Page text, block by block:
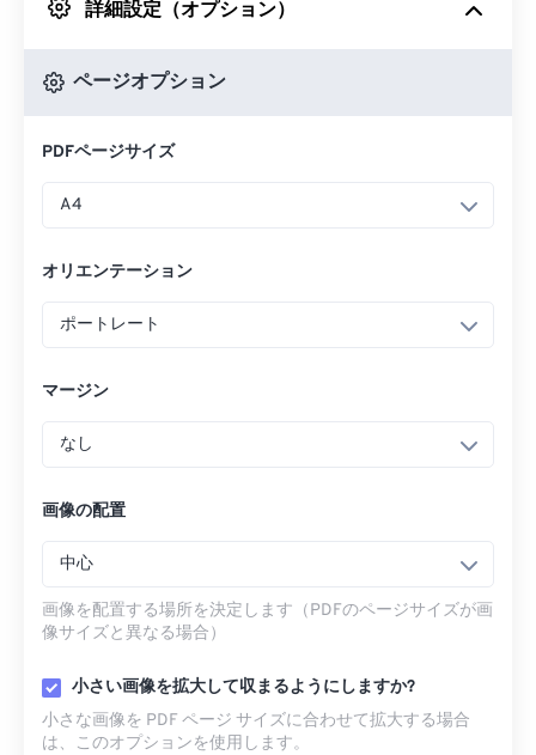
Googleドライブから
詳細設定（オプション）
ページオプション
PDFページサイズ
A4
オリエンテーション
ポートレート
マージン
なし
画像の配置
中心
画像を配置する場所を決定します（PDFのページサイズが画
像サイズと異なる場合）
小さい画像を拡大して収まるようにしますか?
小さな画像を PDF ページ サイズに合わせて拡大する場合
は、このオプションを使用します。